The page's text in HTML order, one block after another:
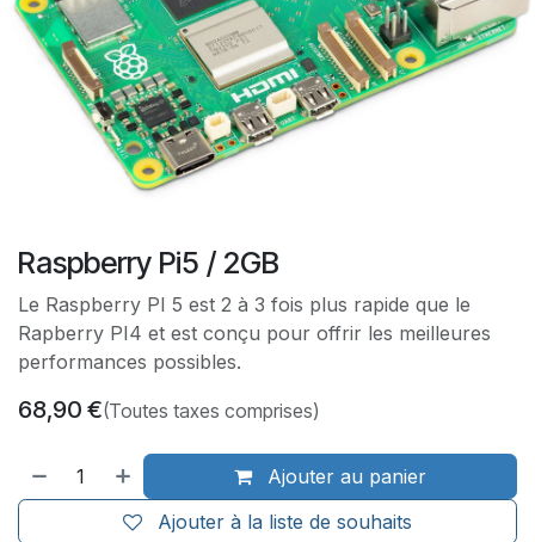
Raspberry Pi5 / 2GB
Le Raspberry PI 5 est 2 à 3 fois plus rapide que le
Rapberry PI4 et est conçu pour offrir les meilleures
performances possibles.
68,90 €(Toutes taxes comprises)
Ajouter au panier
Ajouter à la liste de souhaits